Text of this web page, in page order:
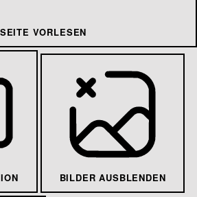
SEITE VORLESEN
BILDER AUSBLENDEN